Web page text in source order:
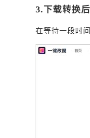
3.下载转换
在等待一段时